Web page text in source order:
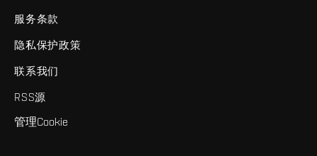
服务条款
隐私保护政策
联系我们
RSS源
管理Cookie